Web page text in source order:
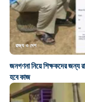
রাজ্য ও দেশ
জনগণনা নিয়ে শিক্ষকদের জন্য
হবে কাজ